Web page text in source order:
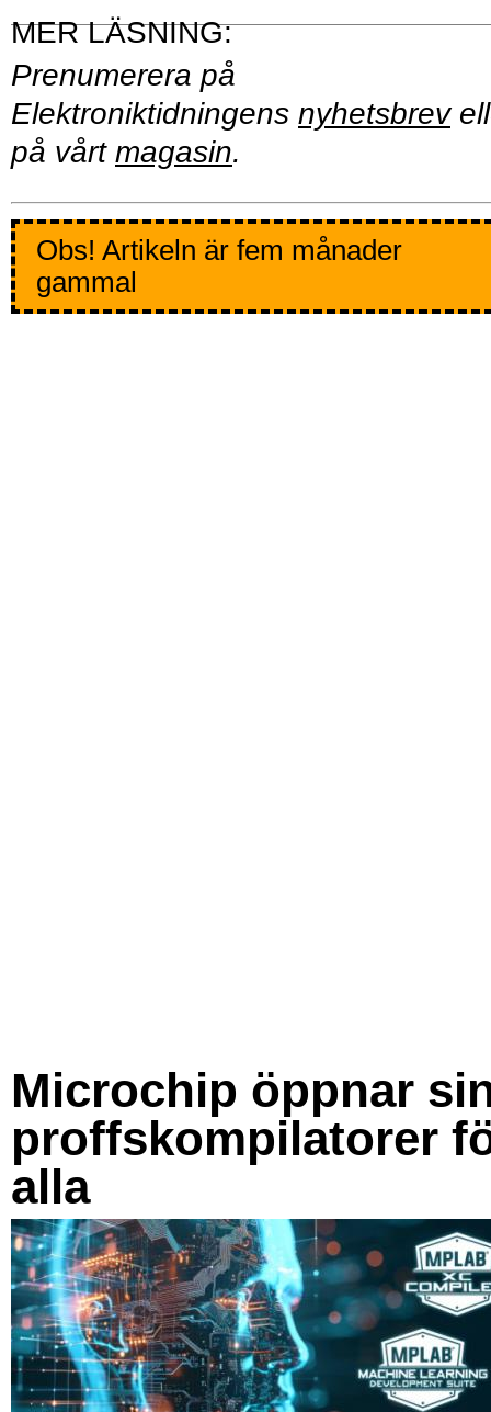
Prenumerera på
Elektroniktidningens nyhetsbrev
på vårt magasin.
Obs! Artikeln är fem månader
gammal
Microchip öppnar
proffskompilatorer
alla